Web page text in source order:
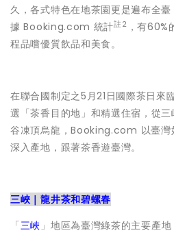
久，各式特色在地茶園更是遍布全
據 Booking.com 統計註2 ，有60%
程品嚐優質飲品和美食。
在聯合國制定之5月21日國際茶日來
選「茶香目的地」和精選住宿，從
谷凍頂烏龍，Booking.com 以臺灣
深入產地，跟著茶香遊臺灣。
三峽｜龍井茶和碧螺春
「三峽」地區為臺灣綠茶的主要產